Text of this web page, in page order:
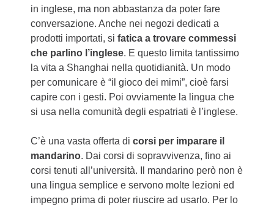
in inglese, ma non abbastanza da poter fare
conversazione. Anche nei negozi dedicati a
prodotti importati, sifatica a trovare commessi
che parlino l’inglese. E questo limita tantissimo
la vita a Shanghai nella quotidianità. Un modo
per comunicare è “il gioco dei mimi”, cioè farsi
capire con i gesti. Poi ovviamente la lingua che
si usa nella comunità degli espatriati è l’inglese.
C’è una vasta offerta dicorsi per imparare il
mandarino. Dai corsi di sopravvivenza, fino ai
corsi tenuti all’università. Il mandarino però non è
una lingua semplice e servono molte lezioni ed
impegno prima di poter riuscire ad usarlo. Per lo